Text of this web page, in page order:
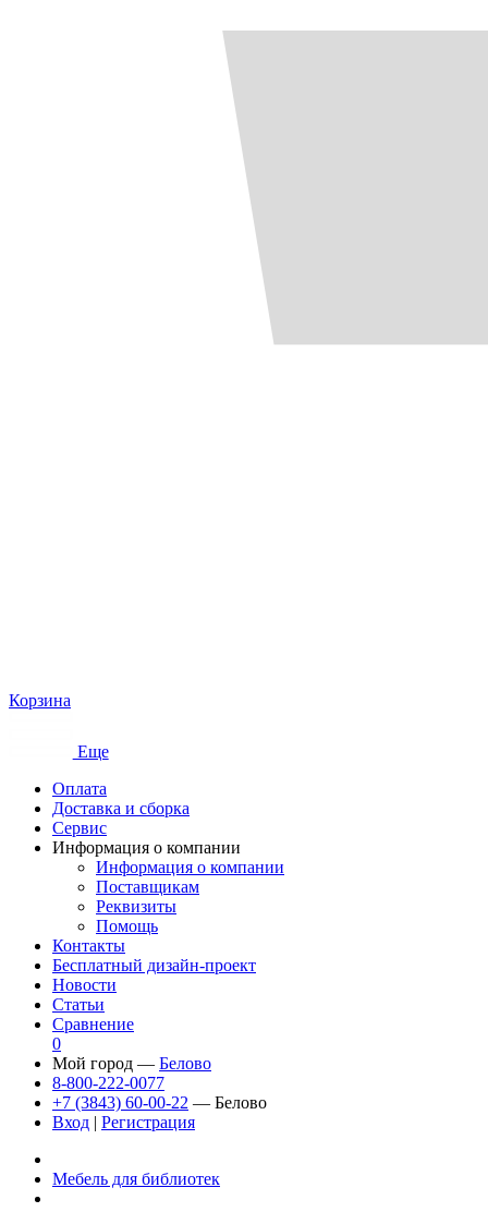
Корзина
Еще
Оплата
Доставка и сборка
Сервис
Информация о компании
Информация о компании
Поставщикам
Реквизиты
Помощь
Контакты
Бесплатный дизайн-проект
Новости
Статьи
Сравнение
0
Мой город — Белово
8-800-222-0077
+7 (3843) 60-00-22 — Белово
Вход | Регистрация
Мебель для библиотек